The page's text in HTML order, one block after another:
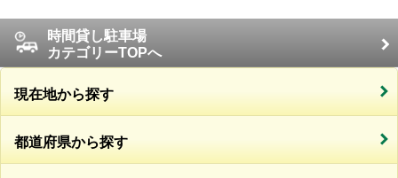
時間貸し駐車場
カテゴリーTOPへ
現在地から探す
都道府県から探す